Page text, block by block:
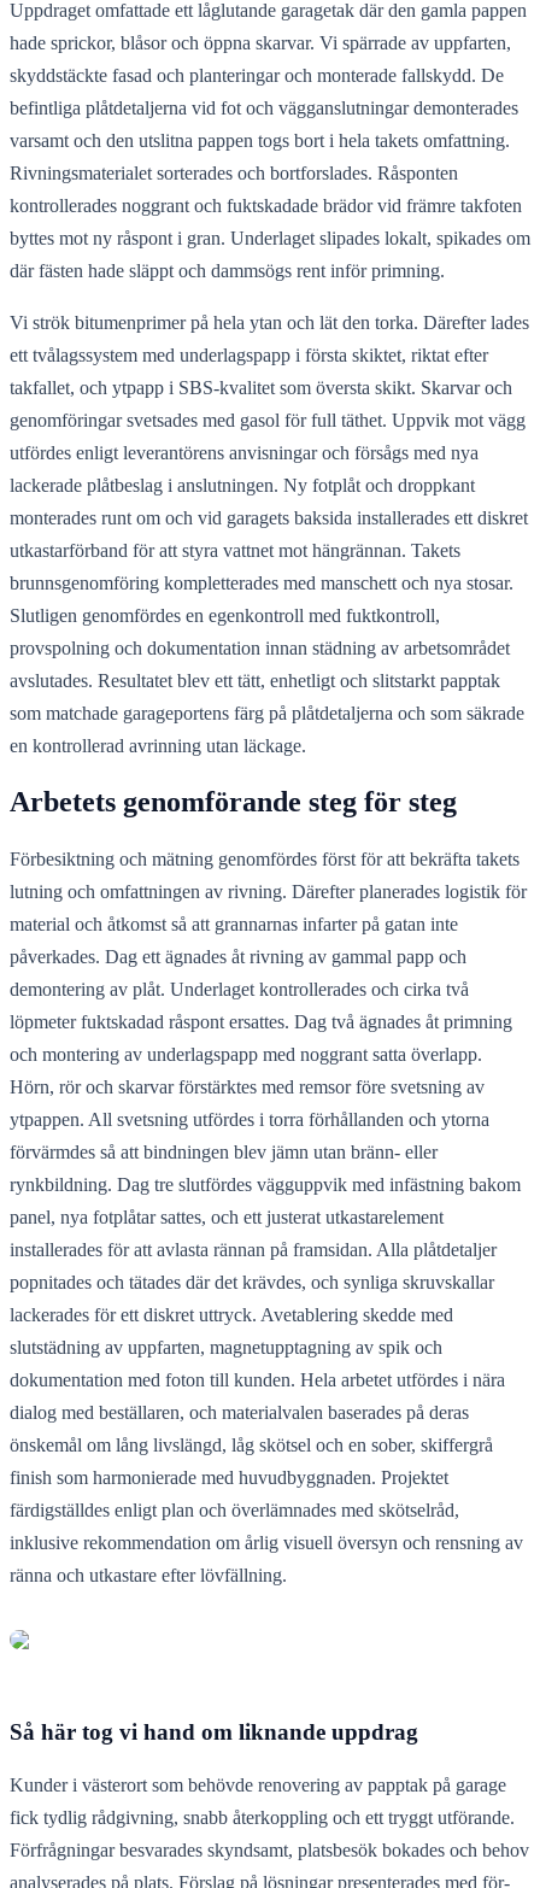
Uppdraget omfattade ett låglutande garagetak där den gamla pappen
hade sprickor, blåsor och öppna skarvar. Vi spärrade av uppfarten,
skyddstäckte fasad och planteringar och monterade fallskydd. De
befintliga plåtdetaljerna vid fot och vägganslutningar demonterades
varsamt och den utslitna pappen togs bort i hela takets omfattning.
Rivningsmaterialet sorterades och bortforslades. Råsponten
kontrollerades noggrant och fuktskadade brädor vid främre takfoten
byttes mot ny råspont i gran. Underlaget slipades lokalt, spikades om
där fästen hade släppt och dammsögs rent inför primning.
Vi strök bitumenprimer på hela ytan och lät den torka. Därefter lades
ett tvålagssystem med underlagspapp i första skiktet, riktat efter
takfallet, och ytpapp i SBS-kvalitet som översta skikt. Skarvar och
genomföringar svetsades med gasol för full täthet. Uppvik mot vägg
utfördes enligt leverantörens anvisningar och försågs med nya
lackerade plåtbeslag i anslutningen. Ny fotplåt och droppkant
monterades runt om och vid garagets baksida installerades ett diskret
utkastarförband för att styra vattnet mot hängrännan. Takets
brunnsgenomföring kompletterades med manschett och nya stosar.
Slutligen genomfördes en egenkontroll med fuktkontroll,
provspolning och dokumentation innan städning av arbetsområdet
avslutades. Resultatet blev ett tätt, enhetligt och slitstarkt papptak
som matchade garageportens färg på plåtdetaljerna och som säkrade
en kontrollerad avrinning utan läckage.
Arbetets genomförande steg för steg
Förbesiktning och mätning genomfördes först för att bekräfta takets
lutning och omfattningen av rivning. Därefter planerades logistik för
material och åtkomst så att grannarnas infarter på gatan inte
påverkades. Dag ett ägnades åt rivning av gammal papp och
demontering av plåt. Underlaget kontrollerades och cirka två
löpmeter fuktskadad råspont ersattes. Dag två ägnades åt primning
och montering av underlagspapp med noggrant satta överlapp.
Hörn, rör och skarvar förstärktes med remsor före svetsning av
ytpappen. All svetsning utfördes i torra förhållanden och ytorna
förvärmdes så att bindningen blev jämn utan bränn- eller
rynkbildning. Dag tre slutfördes vägguppvik med infästning bakom
panel, nya fotplåtar sattes, och ett justerat utkastarelement
installerades för att avlasta rännan på framsidan. Alla plåtdetaljer
popnitades och tätades där det krävdes, och synliga skruvskallar
lackerades för ett diskret uttryck. Avetablering skedde med
slutstädning av uppfarten, magnetupptagning av spik och
dokumentation med foton till kunden. Hela arbetet utfördes i nära
dialog med beställaren, och materialvalen baserades på deras
önskemål om lång livslängd, låg skötsel och en sober, skiffergrå
finish som harmonierade med huvudbyggnaden. Projektet
färdigställdes enligt plan och överlämnades med skötselråd,
inklusive rekommendation om årlig visuell översyn och rensning av
ränna och utkastare efter lövfällning.
Så här tog vi hand om liknande uppdrag
Kunder i västerort som behövde renovering av papptak på garage
fick tydlig rådgivning, snabb återkoppling och ett tryggt utförande.
Förfrågningar besvarades skyndsamt, platsbesök bokades och behov
analyserades på plats. Förslag på lösningar presenterades med för-